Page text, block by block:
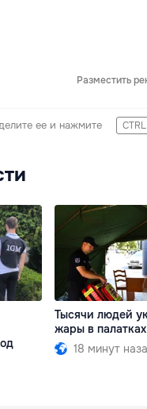
Разместить
ее и нажмите CTRL
Тысячи людей
жары в
18 минут